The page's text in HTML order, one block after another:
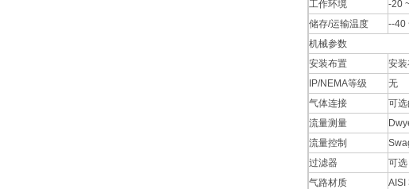
工作环境
-20
储存/运输温度
--40
机械参数
安装布置
安
IP/NEMA等级
无
气体连接
可
流量测量
流量控制
过滤器
可
气路材质
AISI